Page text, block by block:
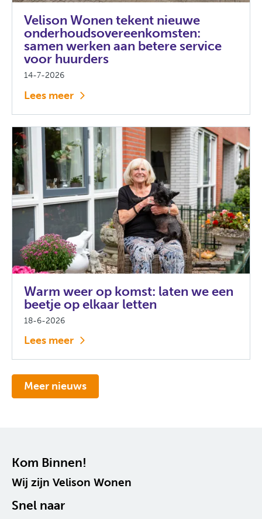
Velison Wonen tekent nieuwe
onderhoudsovereenkomsten:
samen werken aan betere service
voor huurders
14-7-2026
Lees meer
Warm weer op komst: laten we een
beetje op elkaar letten
18-6-2026
Lees meer
Meer nieuws
Contactinformatie
Kom Binnen!
Wij zijn Velison Wonen
Snel naar